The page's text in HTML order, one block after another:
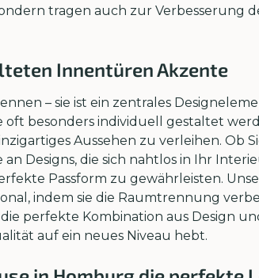
tragen auch zur Verbesserung
Innentüren Akzente
– sie ist ein zentrales
besonders individuell gestaltet
Aussehen zu verleihen. Ob
Designs, die sich nahtlos in Ihr
Passform zu gewährleisten.
indem sie die Raumtrennung
perfekte Kombination aus Design
auf ein neues Niveau hebt.